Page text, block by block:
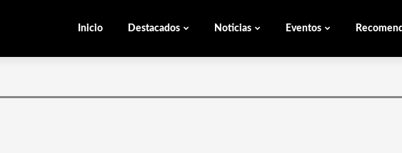
Inicio Destacados Noticias Eventos